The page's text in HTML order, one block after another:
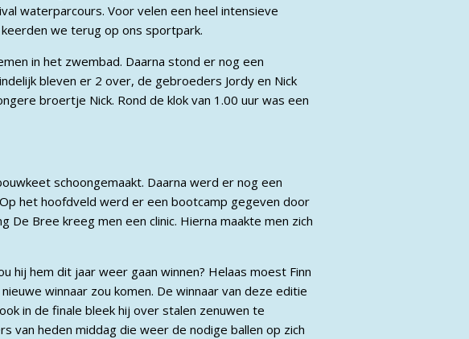
waterparcours. Voor velen een heel intensieve
we terug op ons sportpark.
in het zwembad. Daarna stond er nog een
bleven er 2 over, de gebroeders Jordy en Nick
broertje Nick. Rond de klok van 1.00 uur was een
schoongemaakt. Daarna werd er nog een
het hoofdveld werd er een bootcamp gegeven door
Bree kreeg men een clinic. Hierna maakte men zich
hij hem dit jaar weer gaan winnen? Helaas moest Finn
winnaar zou komen. De winnaar van deze editie
in de finale bleek hij over stalen zenuwen te
van heden middag die weer de nodige ballen op zich